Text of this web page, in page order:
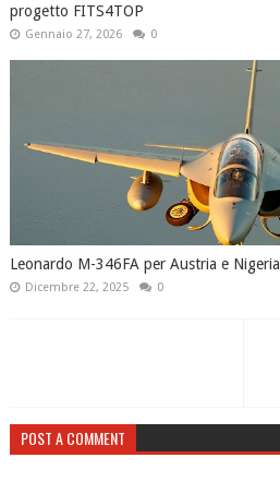
progetto FITS4TOP
Gennaio 27, 2026 0
Leonardo M-346FA per Austria e Nigeria
Dicembre 22, 2025 0
POST A COMMENT